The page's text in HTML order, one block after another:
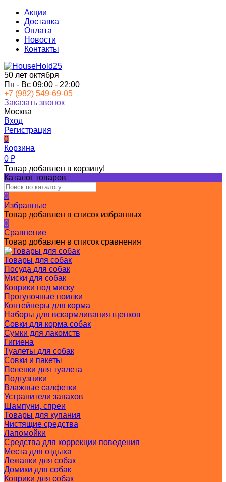
Акции
Доставка
Оплата
Новости
Контакты
50 лет октября
Пн - Вс 09:00 - 22:00
+7 (982) 549-69-05
Заказать звонок
Москва
Вход
Регистрация
0
Корзина
0 ₽
Товар добавлен в корзину!
Каталог товаров
0
Избранные
Товар добавлен в список избранных
0
Сравнение
Товар добавлен в список сравнения
Товары для собак
Посуда для собак
Миски для собак
Коврики под миску
Прогулочные поилки
Контейнеры для корма
Наборы для вскармливания щенков
Совки для корма собак
Сумки для лакомств
Гигиена
Туалеты для собак
Совки и пакеты
Пеленки для туалета
Подгузники
Влажные салфетки
Устранители запахов
Шампуни, спреи
Товары для купания
Чистящие средства
Лапомойки
Средства для коррекции поведения
Места для отдыха
Лежанки для собак
Домики для собак
Коврики для собак